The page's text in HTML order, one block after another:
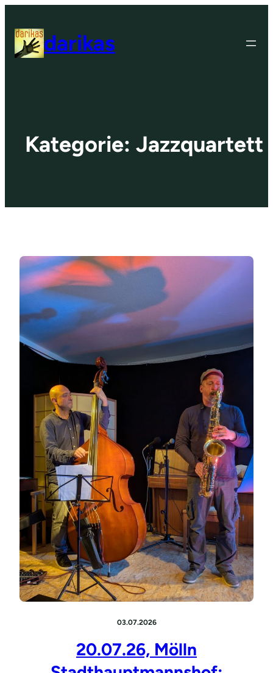
Inhalt
springen darikas
Kategorie: Jazzquartett
03.07.2026
20.07.26, Mölln